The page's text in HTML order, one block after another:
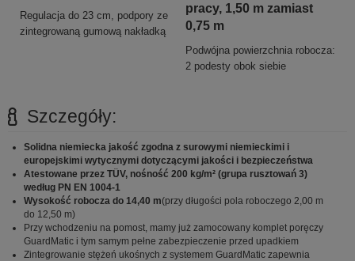
Regulacja do 23 cm, podpory ze
zintegrowaną gumową nakładką
pracy, 1,50 m zamiast
0,75 m
Podwójna powierzchnia robocza:
2 podesty obok siebie
Szczegóły:
Solidna niemiecka jakość zgodna z surowymi niemieckimi i
europejskimi wytycznymi dotyczącymi jakości i bezpieczeństwa
Atestowane przez TÜV, nośność 200 kg/m² (grupa rusztowań 3)
według PN EN 1004-1
Wysokość robocza do 14,40 m(przy długości pola roboczego 2,00 m
do 12,50 m)
Przy wchodzeniu na pomost, mamy już zamocowany komplet poręczy
GuardMatic i tym samym pełne zabezpieczenie przed upadkiem
Zintegrowanie stężeń ukośnych z systemem GuardMatic zapewnia